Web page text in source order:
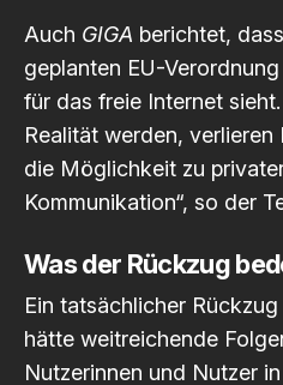
Auch GIGA berichtet,
geplanten EU-
für das freie Internet
Realität werden,
die Möglichkeit zu
Kommunikation“, so der
Was der Rückzug
Ein tatsächlicher
hätte weitreichende
Nutzerinnen und Nutzer